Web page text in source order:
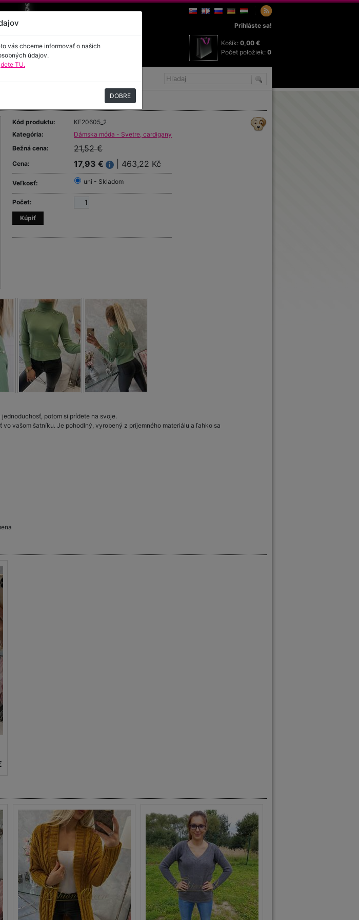
Prihláste sa!
Košík: 0,00 €
Počet položiek: 0
Kód produktu:
KE20605_2
Kategória:
Dámska móda - Svetre, cardigany
Bežná cena:
21,52 €
Cena: 17,93 € | 463,22 Kč
Veľkosť: uni - Skladom
Počet:
potom si prídete na svoje.
vašom šatníku. Je pohodlný, vyrobený z príjemného materiálu a ľahko sa
vás chceme informovať o našich
údajov.
TU.
DOBRE